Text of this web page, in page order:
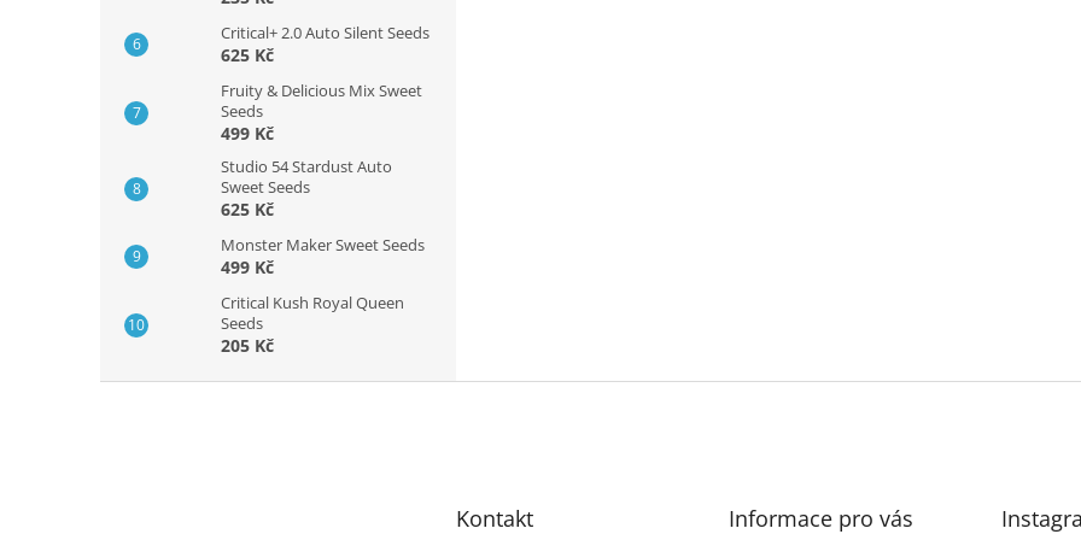
Critical+ 2.0 Auto Silent Seeds
625 Kč
Fruity & Delicious Mix Sweet
Seeds
499 Kč
Studio 54 Stardust Auto
Sweet Seeds
625 Kč
Monster Maker Sweet Seeds
499 Kč
Critical Kush Royal Queen
Seeds
205 Kč
Kontakt Informace pro vás